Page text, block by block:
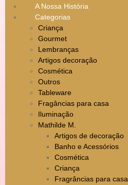
A Nossa História
Categorias
Criança
Gourmet
Lembranças
Artigos decoração
Cosmética
Outros
Tableware
Fragâncias para casa
Iluminação
Mathilde M.
Artigos de decoração
Banho e Acessórios
Cosmética
Criança
Fragrâncias para casa